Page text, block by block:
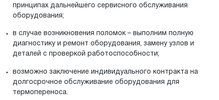
принципах дальнейшего сервисного обслуживания
оборудования;
в случае возникновения поломок – выполним полную
диагностику и ремонт оборудования, замену узлов и
деталей с проверкой работоспособности;
возможно заключение индивидуального контракта на
долгосрочное обслуживание оборудования для
термопереноса.